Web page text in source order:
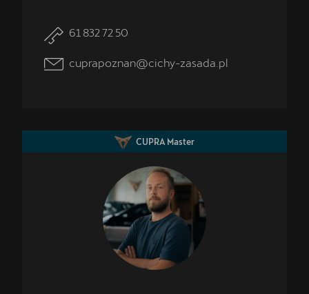
Profesjonalna opieka nad Twoim pojazdem z gwarancją
61 832 72 50
cuprapoznan@cichy-zasada.pl
CUPRA Master